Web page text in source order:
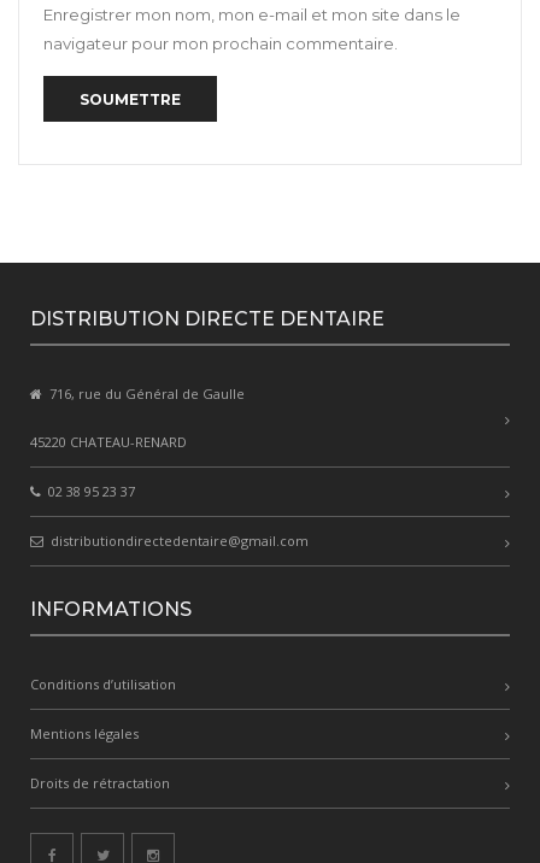
Enregistrer mon nom, mon e-mail et mon site dans le
navigateur pour mon prochain commentaire.
DISTRIBUTION DIRECTE DENTAIRE
716, rue du Général de Gaulle
45220 CHATEAU-RENARD
02 38 95 23 37
distributiondirectedentaire@gmail.com
INFORMATIONS
Conditions d’utilisation
Mentions légales
Droits de rétractation